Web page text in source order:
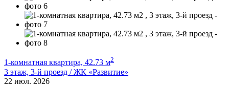
1-комнатная квартира, 42.73 м2
3 этаж, 3-й проезд / ЖК «Развитие»
22 июл. 2026